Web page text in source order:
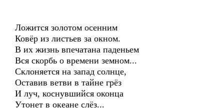
Ложится золотом осенним
Ковёр из листьев за окном.
В их жизнь впечатана паденьем
Вся скорбь о времени земном...
Склоняется на запад солнце,
Оставив ветви в тайне грёз
И луч, коснувшийся оконца
Утонет в океане слёз...